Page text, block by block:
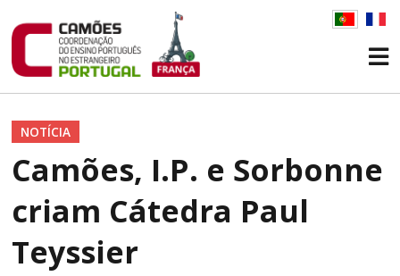
NOTÍCIA
Camões, I.P. e Sorbonne
criam Cátedra Paul
Teyssier